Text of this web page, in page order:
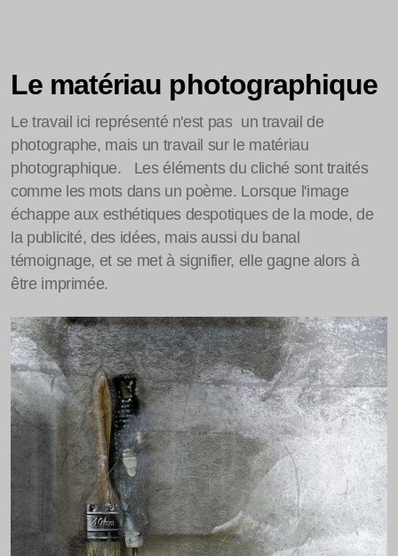
Le matériau photographique
Le travail ici représenté n'est pas un travail de
photographe, mais un travail sur le matériau
photographique. Les éléments du cliché sont traités
comme les mots dans un poème. Lorsque l'image
échappe aux esthétiques despotiques de la mode, de
la publicité, des idées, mais aussi du banal
témoignage, et se met à signifier, elle gagne alors à
être imprimée.